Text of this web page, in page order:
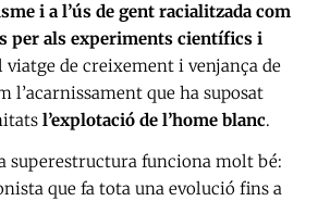
i a l’ús de gent racialitzada com
per als experiments científics i
viatge de creixement i venjança de
l’acarnissament que ha suposat
l’explotació de l’home blanc.
superestructura funciona molt bé:
que fa tota una evolució fins a